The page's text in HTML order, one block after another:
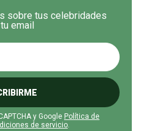
sobre tus celebridades
email
y Google Política de
de servicio